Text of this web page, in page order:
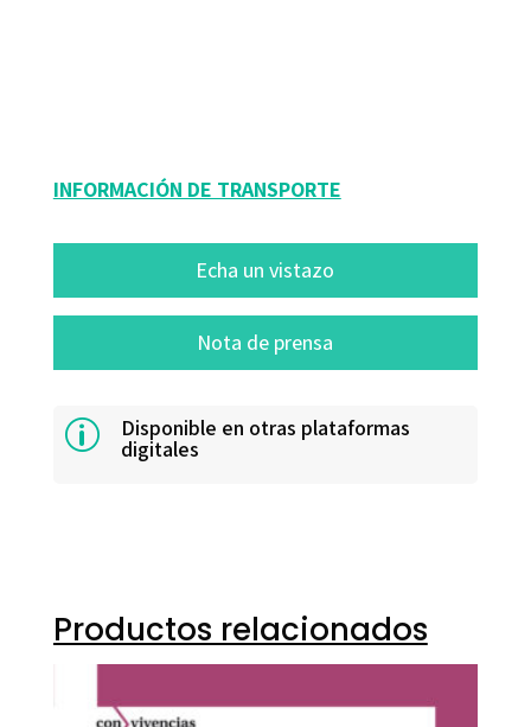
INFORMACIÓN DE TRANSPORTE
Echa un vistazo
Nota de prensa
p Disponible en otras plataformas
digitales
Productos relacionados